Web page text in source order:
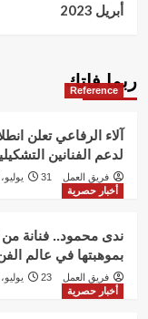
أبريل 2023
ربما فاتك
Reference
لدعم الفنانين
فريق العمل
31 يوليو، 2026
أخبار حصرية
ندى محمود.. فنانة من
بموهبتها في عالم
فريق العمل
23 يوليو، 2026
أخبار حصرية